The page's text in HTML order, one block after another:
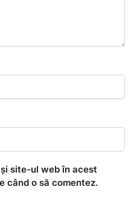
site-ul web în acest
când o să comentez.